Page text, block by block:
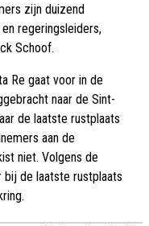
zijn duizend
regeringsleiders,
Schoof.
Re gaat voor in de
naar de Sint-
de laatste rustplaats
aan de
niet. Volgens de
bij de laatste rustplaats